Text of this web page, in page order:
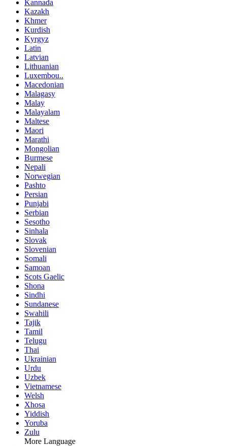
Kannada
Kazakh
Khmer
Kurdish
Kyrgyz
Latin
Latvian
Lithuanian
Luxembou..
Macedonian
Malagasy
Malay
Malayalam
Maltese
Maori
Marathi
Mongolian
Burmese
Nepali
Norwegian
Pashto
Persian
Punjabi
Serbian
Sesotho
Sinhala
Slovak
Slovenian
Somali
Samoan
Scots Gaelic
Shona
Sindhi
Sundanese
Swahili
Tajik
Tamil
Telugu
Thai
Ukrainian
Urdu
Uzbek
Vietnamese
Welsh
Xhosa
Yiddish
Yoruba
Zulu
More Language